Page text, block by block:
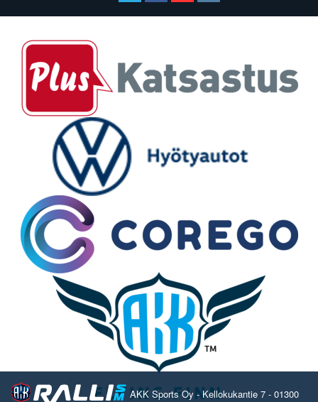
AKK Sports Oy - Kellokukantie 7 - 01300